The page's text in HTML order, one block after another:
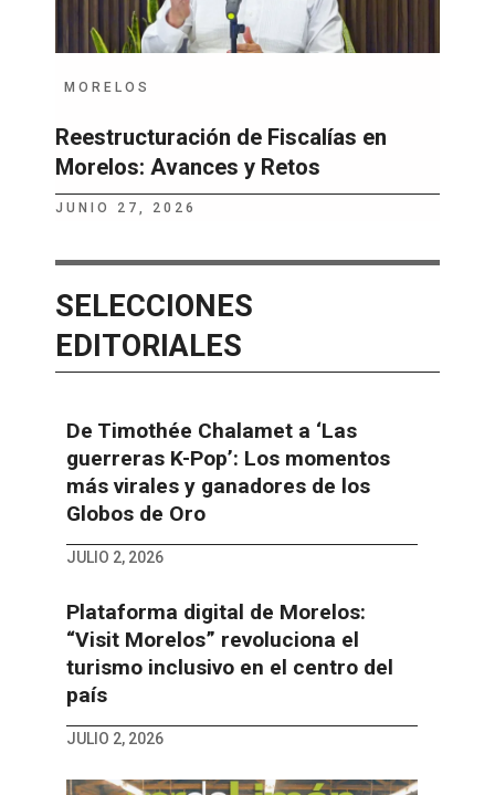
MORELOS
Reestructuración de Fiscalías en
Morelos: Avances y Retos
JUNIO 27, 2026
SELECCIONES
EDITORIALES
De Timothée Chalamet a ‘Las
guerreras K-Pop’: Los momentos
más virales y ganadores de los
Globos de Oro
JULIO 2, 2026
Plataforma digital de Morelos:
“Visit Morelos” revoluciona el
turismo inclusivo en el centro del
país
JULIO 2, 2026